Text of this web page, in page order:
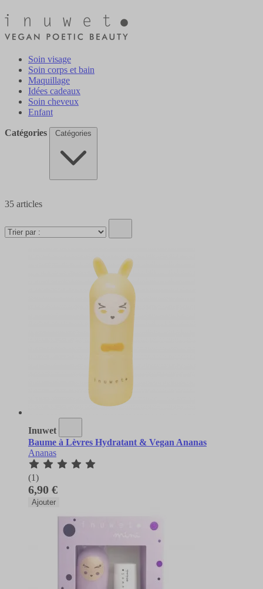
Soin visage
Soin corps et bain
Maquillage
Idées cadeaux
Soin cheveux
Enfant
Catégories Catégories
35 articles
Inuwet
Baume à Lèvres Hydratant & Vegan Ananas
Ananas
(1)
6,90 €
Ajouter